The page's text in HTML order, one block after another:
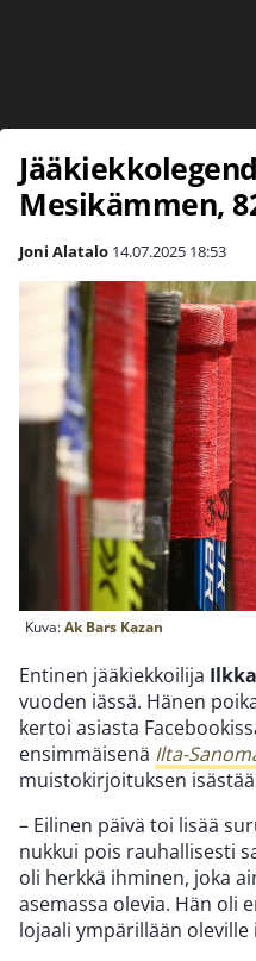
Mesikämmen,
Joni Alatalo 14.07.2025 18:53
Kuva:Ak Bars Kazan
Entinen jääkiekkoilija
vuoden iässä. Hänen
kertoi asiasta
ensimmäisenä Ilta-
muistokirjoituksen
– Eilinen päivä toi lisää
nukkui pois rauhallisesti
oli herkkä ihminen, joka
asemassa olevia. Hän oli
lojaali ympärillään oleville